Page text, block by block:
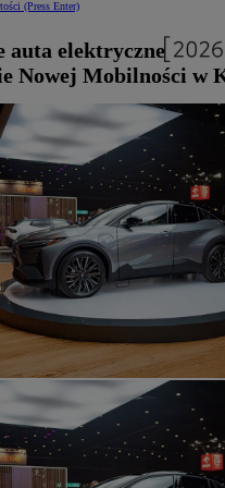
(Press Enter)
auta elektryczne
Nowej Mobilności w